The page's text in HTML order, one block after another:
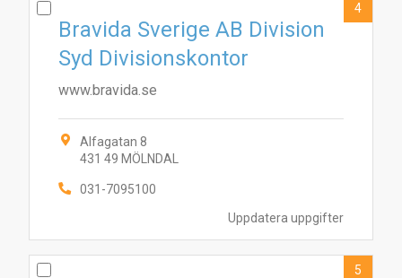
Uppdatera uppgifter
Bravida Sverige AB Division
Syd Divisionskontor
www.bravida.se
Alfagatan 8
431 49 MÖLNDAL
031-7095100
4
5